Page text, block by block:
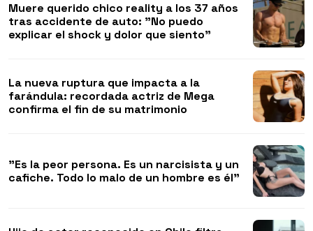
Muere querido chico reality a los 37 años
tras accidente de auto: "No puedo
explicar el shock y dolor que siento"
La nueva ruptura que impacta a la
farándula: recordada actriz de Mega
confirma el fin de su matrimonio
"Es la peor persona. Es un narcisista y un
cafiche. Todo lo malo de un hombre es él"